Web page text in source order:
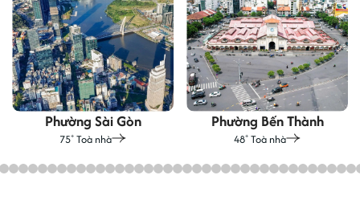
Phường Sài Gòn
75+ Toà nhà
Phường Bến Thành
48+ Toà nhà